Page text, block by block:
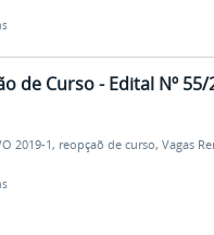
de Curso - Edital Nº 55/
2019-1, reopçaõ de curso, Vagas